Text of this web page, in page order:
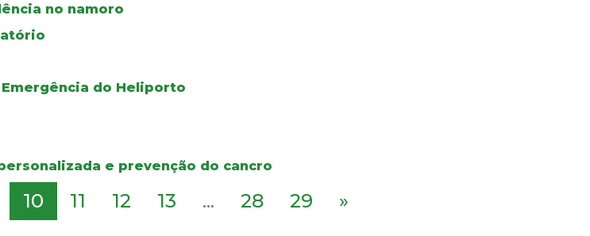
no namoro
do Heliporto
e prevenção do cancro
10 11 12 13 ... 28 29 »